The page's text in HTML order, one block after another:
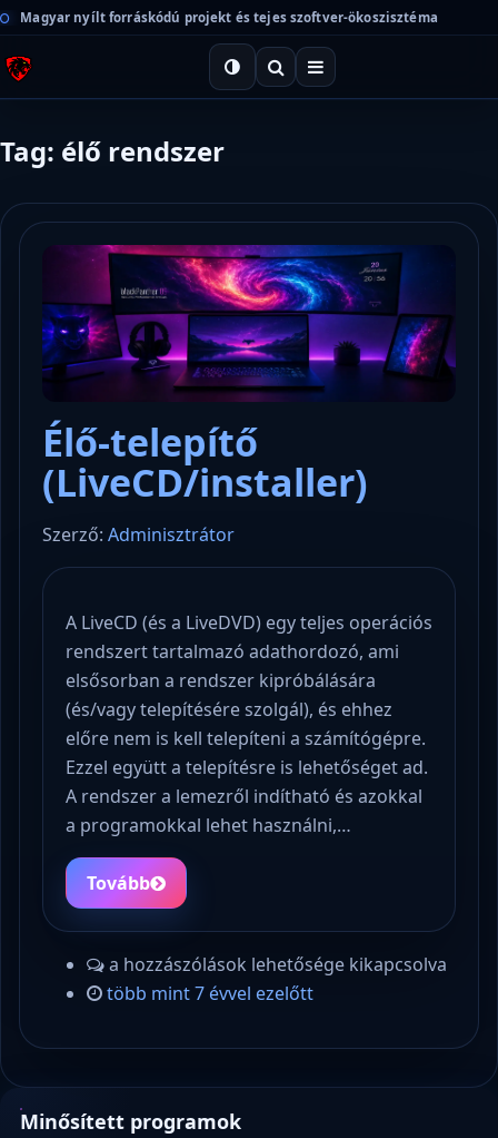
Magyar nyílt forráskódú projekt és tejes szoftver-ökoszisztéma
Tag: élő rendszer
Élő-telepítő
(LiveCD/installer)
Szerző: Adminisztrátor
A LiveCD (és a LiveDVD) egy teljes operációs
rendszert tartalmazó adathordozó, ami
elsősorban a rendszer kipróbálására
(és/vagy telepítésére szolgál), és ehhez
előre nem is kell telepíteni a számítógépre.
Ezzel együtt a telepítésre is lehetőséget ad.
A rendszer a lemezről indítható és azokkal
a programokkal lehet használni,…
Tovább
a hozzászólások lehetősége kikapcsolva
több mint 7 évvel ezelőtt
Minősített programok